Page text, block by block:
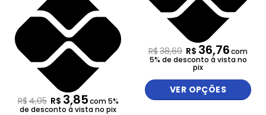
R$4,05 R$ 3,85com 5%
de desconto à vista no pix
R$38,69 R$ 36,76com
5% de desconto à vista no
pix
VER OPÇÕES